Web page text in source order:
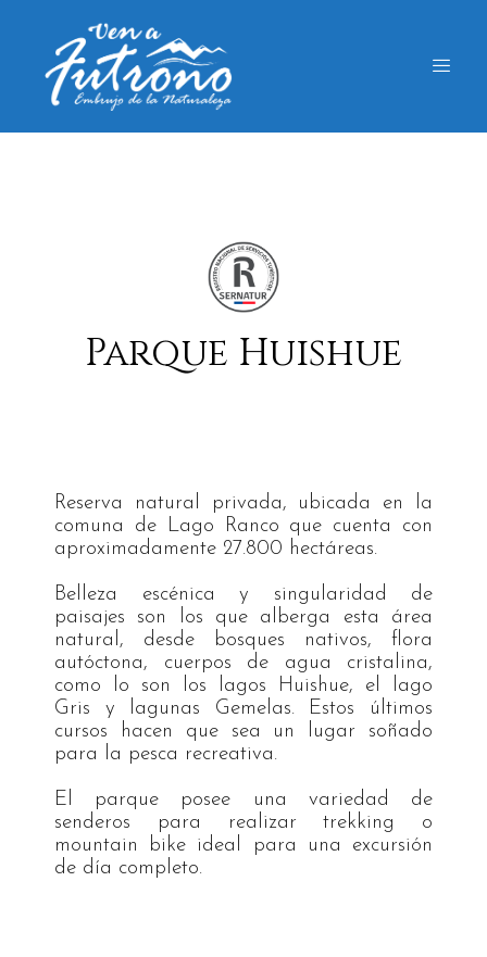
Parque Huishue
Reserva natural privada, ubicada en la
comuna de Lago Ranco que cuenta con
aproximadamente 27.800 hectáreas.
Belleza escénica y singularidad de
paisajes son los que alberga esta área
natural, desde bosques nativos, flora
autóctona, cuerpos de agua cristalina,
como lo son los lagos Huishue, el lago
Gris y lagunas Gemelas. Estos últimos
cursos hacen que sea un lugar soñado
para la pesca recreativa.
El parque posee una variedad de
senderos para realizar trekking o
mountain bike ideal para una excursión
de día completo.